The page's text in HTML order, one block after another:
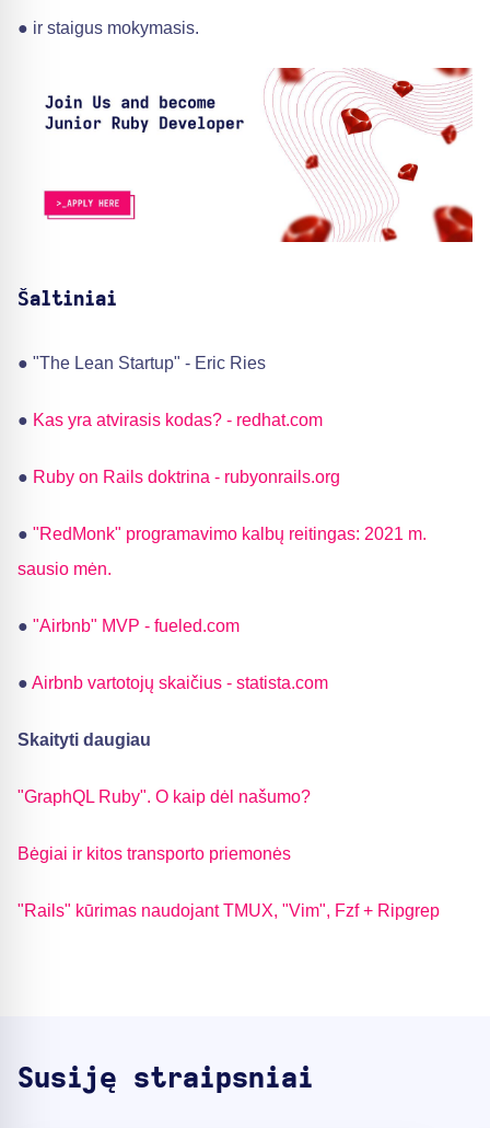
● ir staigus mokymasis.
Šaltiniai
● "The Lean Startup" - Eric Ries
● Kas yra atvirasis kodas? - redhat.com
● Ruby on Rails doktrina - rubyonrails.org
● "RedMonk" programavimo kalbų reitingas: 2021 m.
sausio mėn.
● "Airbnb" MVP - fueled.com
● Airbnb vartotojų skaičius - statista.com
Skaityti daugiau
"GraphQL Ruby". O kaip dėl našumo?
Bėgiai ir kitos transporto priemonės
"Rails" kūrimas naudojant TMUX, "Vim", Fzf + Ripgrep
Susiję straipsniai